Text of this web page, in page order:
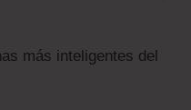
más inteligentes del